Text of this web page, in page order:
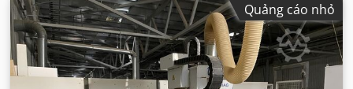
Quảng cáo nhỏ